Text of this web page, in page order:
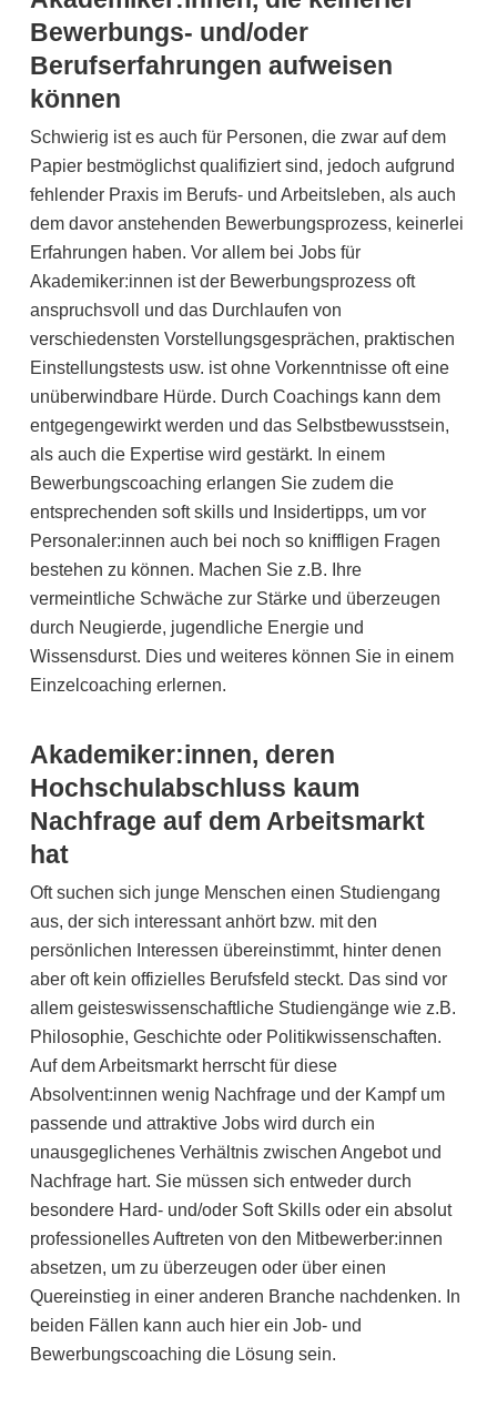
Bewerbungs- und/oder
Berufserfahrungen aufweisen
können
Schwierig ist es auch für Personen, die zwar auf dem
Papier bestmöglichst qualifiziert sind, jedoch aufgrund
fehlender Praxis im Berufs- und Arbeitsleben, als auch
dem davor anstehenden Bewerbungsprozess, keinerlei
Erfahrungen haben. Vor allem bei Jobs für
Akademiker:innen ist der Bewerbungsprozess oft
anspruchsvoll und das Durchlaufen von
verschiedensten Vorstellungsgesprächen, praktischen
Einstellungstests usw. ist ohne Vorkenntnisse oft eine
unüberwindbare Hürde. Durch Coachings kann dem
entgegengewirkt werden und das Selbstbewusstsein,
als auch die Expertise wird gestärkt. In einem
Bewerbungscoaching erlangen Sie zudem die
entsprechenden soft skills und Insidertipps, um vor
Personaler:innen auch bei noch so kniffligen Fragen
bestehen zu können. Machen Sie z.B. Ihre
vermeintliche Schwäche zur Stärke und überzeugen
durch Neugierde, jugendliche Energie und
Wissensdurst. Dies und weiteres können Sie in einem
Einzelcoaching erlernen.
Akademiker:innen, deren
Hochschulabschluss kaum
Nachfrage auf dem Arbeitsmarkt
hat
Oft suchen sich junge Menschen einen Studiengang
aus, der sich interessant anhört bzw. mit den
persönlichen Interessen übereinstimmt, hinter denen
aber oft kein offizielles Berufsfeld steckt. Das sind vor
allem geisteswissenschaftliche Studiengänge wie z.B.
Philosophie, Geschichte oder Politikwissenschaften.
Auf dem Arbeitsmarkt herrscht für diese
Absolvent:innen wenig Nachfrage und der Kampf um
passende und attraktive Jobs wird durch ein
unausgeglichenes Verhältnis zwischen Angebot und
Nachfrage hart. Sie müssen sich entweder durch
besondere Hard- und/oder Soft Skills oder ein absolut
professionelles Auftreten von den Mitbewerber:innen
absetzen, um zu überzeugen oder über einen
Quereinstieg in einer anderen Branche nachdenken. In
beiden Fällen kann auch hier ein Job- und
Bewerbungscoaching die Lösung sein.